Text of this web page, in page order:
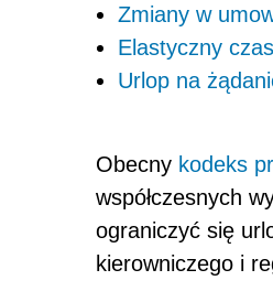
Zmiany w
Elastyczny
Urlop na
Obecny kodeks
współczesnych
ograniczyć się
kierowniczego i